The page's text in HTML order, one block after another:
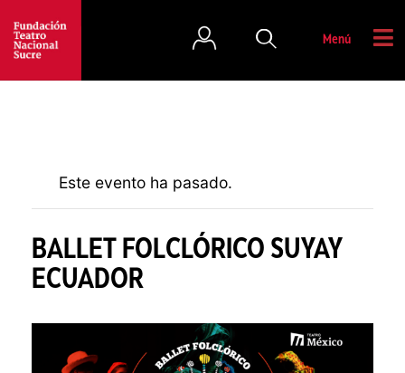
Menú
Este evento ha pasado.
BALLET FOLCLÓRICO SUYAY
ECUADOR